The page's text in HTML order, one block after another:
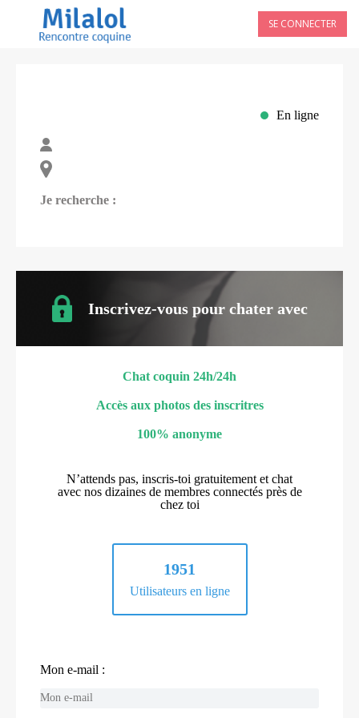
SE CONNECTER
En ligne
Je recherche :
Inscrivez-vous pour chater avec
Chat coquin 24h/24h
Accès aux photos des inscritres
100% anonyme
N’attends pas, inscris-toi gratuitement et chat
avec nos dizaines de membres connectés près de
chez toi
1951
Utilisateurs en ligne
Mon e-mail :